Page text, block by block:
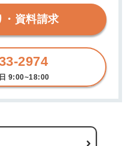
・資料請求
2974
9:00~18:00